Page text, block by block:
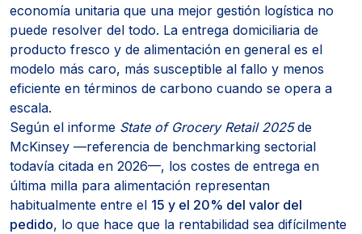
economía unitaria que una mejor gestión logística no
puede resolver del todo. La entrega domiciliaria de
producto fresco y de alimentación en general es el
modelo más caro, más susceptible al fallo y menos
eficiente en términos de carbono cuando se opera a
escala.
Según el informe State of Grocery Retail 2025de
McKinsey —referencia de benchmarking sectorial
todavía citada en 2026—, los costes de entrega en
última milla para alimentación representan
habitualmente entre el 15 y el 20% del valor del
pedido, lo que hace que la rentabilidad sea difícilmente